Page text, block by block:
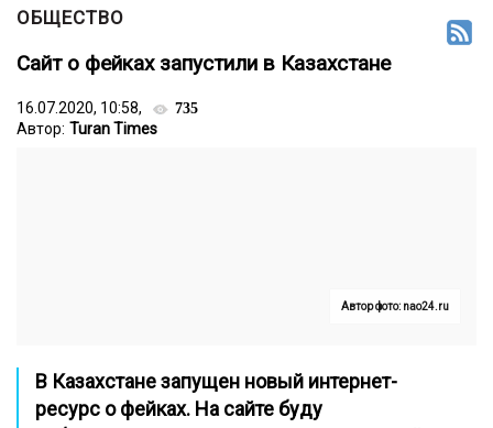
ОБЩЕСТВО
Сайт о фейках запустили в Казахстане
16.07.2020, 10:58, 735
Автор: Turan Times
Автор фото: nao24.ru
В Казахстане запущен новый интернет-
ресурс о фейках. На сайте буду